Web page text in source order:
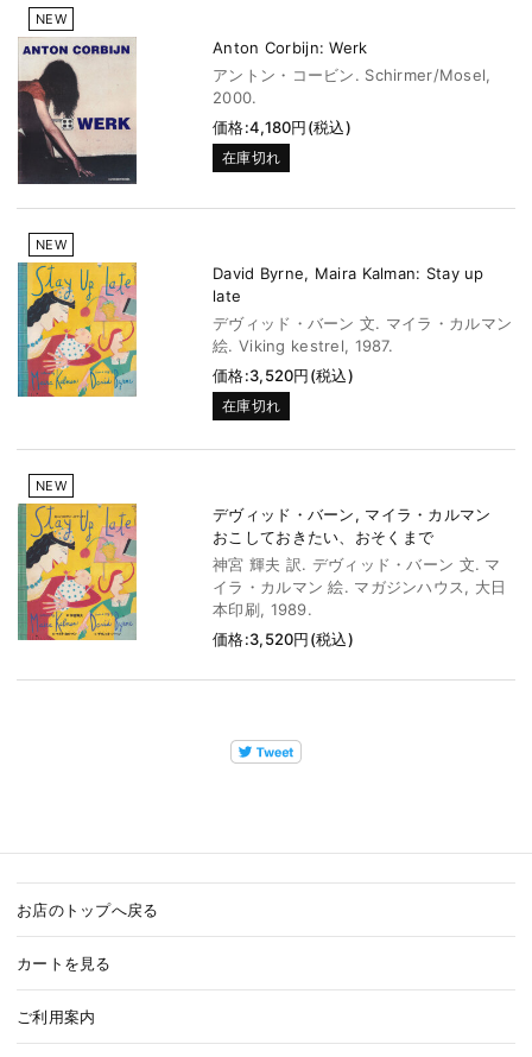
NEW
Anton Corbijn: Werk
アントン・コービン. Schirmer/Mosel,
2000.
価格:4,180円(税込)
在庫切れ
NEW
David Byrne, Maira Kalman: Stay up
late
デヴィッド・バーン 文. マイラ・カルマン
絵. Viking kestrel, 1987.
価格:3,520円(税込)
在庫切れ
NEW
デヴィッド・バーン, マイラ・カルマン
おこしておきたい、おそくまで
神宮 輝夫 訳. デヴィッド・バーン 文. マ
イラ・カルマン 絵. マガジンハウス, 大日
本印刷, 1989.
価格:3,520円(税込)
お店のトップへ戻る
カートを見る
ご利用案内